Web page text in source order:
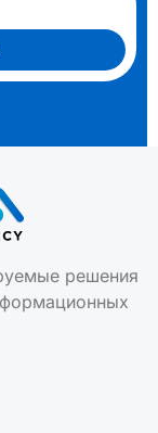
решения